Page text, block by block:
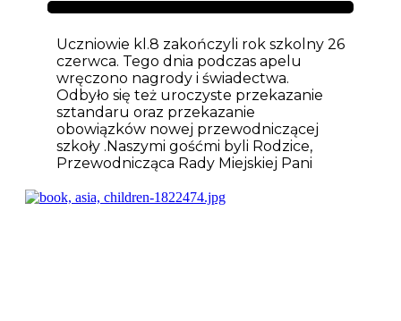
Aktualności
Uczniowie kl.8 zakończyli rok szkolny 26
czerwca. Tego dnia podczas apelu
wręczono nagrody i świadectwa.
Odbyło się też uroczyste przekazanie
sztandaru oraz przekazanie
obowiązków nowej przewodniczącej
szkoły .Naszymi gośćmi byli Rodzice,
Przewodnicząca Rady Miejskiej Pani